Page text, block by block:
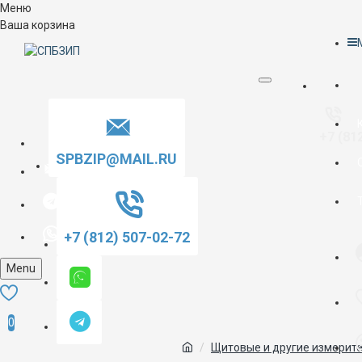
Меню
Ваша корзина
SPBZIP@MAIL.RU
+7 (812) 507-02-72
Menu
0
Щитовые и другие